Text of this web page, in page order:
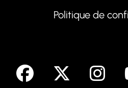
Politique de
facebook